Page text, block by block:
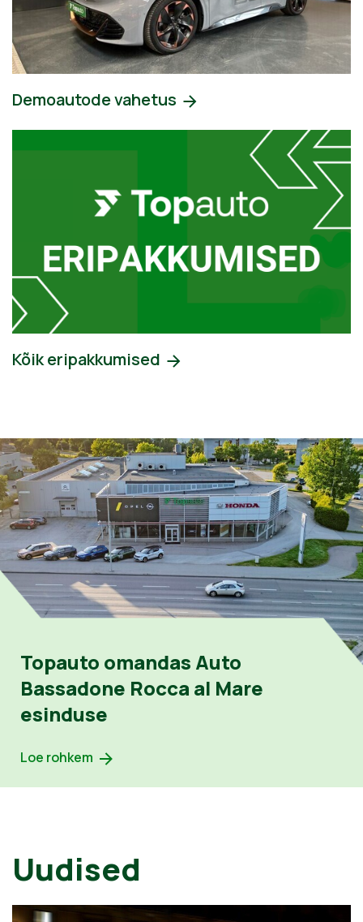
Demoautode vahetus
Kõik eripakkumised
Topauto omandas Auto
Bassadone Rocca al Mare
esinduse
Loe rohkem
Uudised